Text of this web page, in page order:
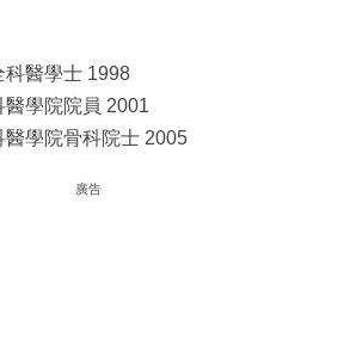
醫學士 1998
學院院員 2001
學院骨科院士 2005
廣告